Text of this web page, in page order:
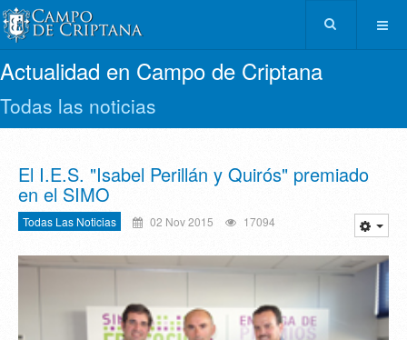
Actualidad en Campo de Criptana
Todas las noticias
El I.E.S. "Isabel Perillán y Quirós" premiado
en el SIMO
Todas Las Noticias 02 Nov 2015 17094